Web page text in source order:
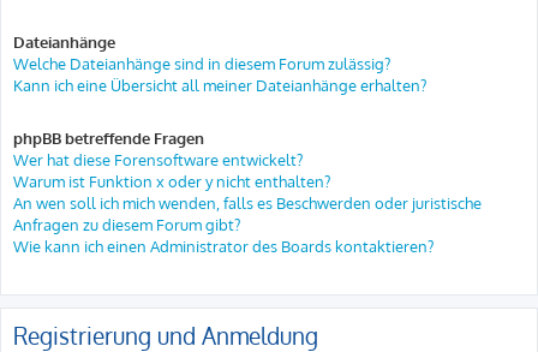
Dateianhänge
Welche Dateianhänge sind in diesem Forum zulässig?
Kann ich eine Übersicht all meiner Dateianhänge erhalten?
phpBB betreffende Fragen
Wer hat diese Forensoftware entwickelt?
Warum ist Funktion x oder y nicht enthalten?
An wen soll ich mich wenden, falls es Beschwerden oder juristische
Anfragen zu diesem Forum gibt?
Wie kann ich einen Administrator des Boards kontaktieren?
Registrierung und Anmeldung